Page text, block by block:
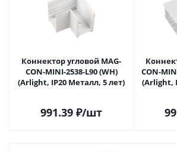
Коннектор угловой MAG-
CON-MINI-2538-L90 (WH)
(Arlight, IP20 Металл, 5 лет)
991.39 ₽/шт
CON-
(Arlight,